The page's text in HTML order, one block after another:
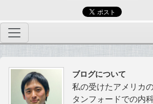
ブログについて
私の受けたアメリカ
タンフォードでの内